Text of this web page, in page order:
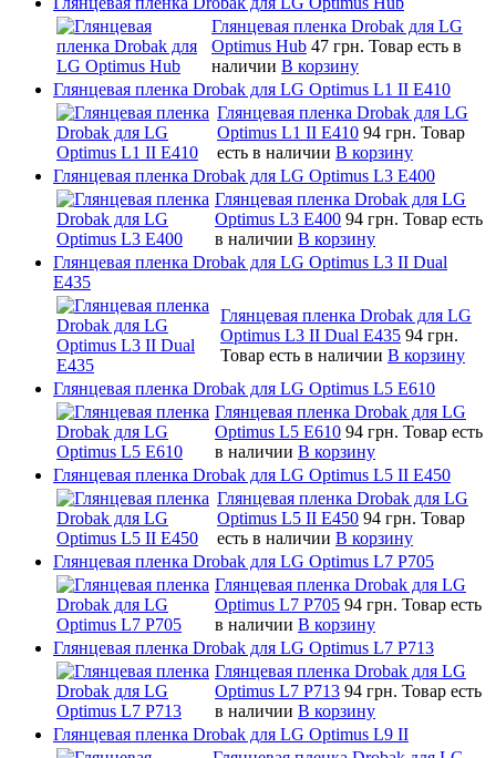
Глянцевая пленка Drobak для LG
Optimus Hub 47 грн. Товар есть в
наличии В корзину
Глянцевая пленка Drobak для LG Optimus L1 II E410
Глянцевая пленка Drobak для LG
Optimus L1 II E410 94 грн. Товар
есть в наличии В корзину
Глянцевая пленка Drobak для LG Optimus L3 E400
Глянцевая пленка Drobak для LG
Optimus L3 E400 94 грн. Товар есть
в наличии В корзину
Глянцевая пленка Drobak для LG Optimus L3 II Dual
E435
Глянцевая пленка Drobak для LG
Optimus L3 II Dual E435 94 грн.
Товар есть в наличии В корзину
Глянцевая пленка Drobak для LG Optimus L5 E610
Глянцевая пленка Drobak для LG
Optimus L5 E610 94 грн. Товар есть
в наличии В корзину
Глянцевая пленка Drobak для LG Optimus L5 II E450
Глянцевая пленка Drobak для LG
Optimus L5 II E450 94 грн. Товар
есть в наличии В корзину
Глянцевая пленка Drobak для LG Optimus L7 P705
Глянцевая пленка Drobak для LG
Optimus L7 P705 94 грн. Товар есть
в наличии В корзину
Глянцевая пленка Drobak для LG Optimus L7 P713
Глянцевая пленка Drobak для LG
Optimus L7 P713 94 грн. Товар есть
в наличии В корзину
Глянцевая пленка Drobak для LG Optimus L9 II